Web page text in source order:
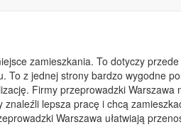
zamieszkania. To dotyczy
To z jednej strony bardzo wygodne
Firmy przeprowadzki Warszawa
lepsza pracę i chcą
Warszawa ułatwiają